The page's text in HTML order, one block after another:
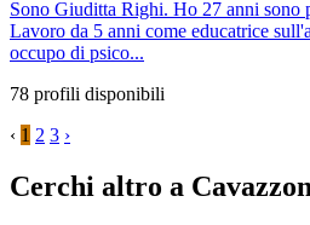
Sono Giuditta Righi. Ho 27 anni sono
Lavoro da 5 anni come educatrice
occupo di psico...
78 profili disponibili
‹ 1 2 3 ›
Cerchi altro a